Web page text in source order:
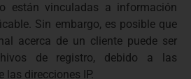
están vinculadas a información
Sin embargo, es posible que
acerca de un cliente puede ser
de registro, debido a las
las direcciones IP.